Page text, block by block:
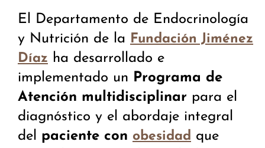
El Departamento de Endocrinología
y Nutrición de la Fundación Jiménez
Díaz ha desarrollado e
implementado un Programa de
Atención multidisciplinar para el
diagnóstico y el abordaje integral
del paciente con obesidad que